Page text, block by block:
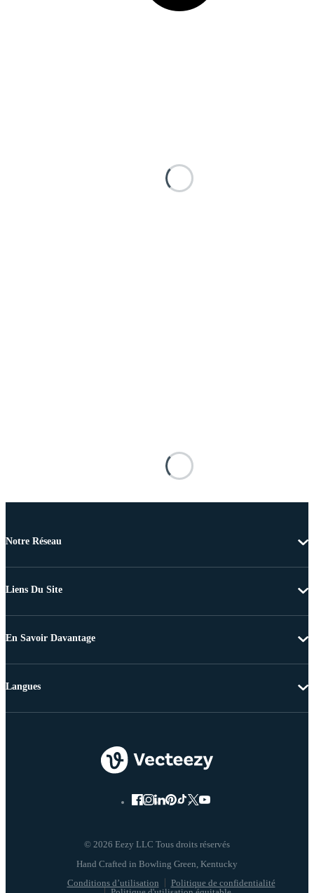
Notre Réseau
Liens Du Site
En Savoir Davantage
© 2026 Eezy LLC Tous droits réservés
Conditions d’utilisation
Politique de confidentialité
Langues